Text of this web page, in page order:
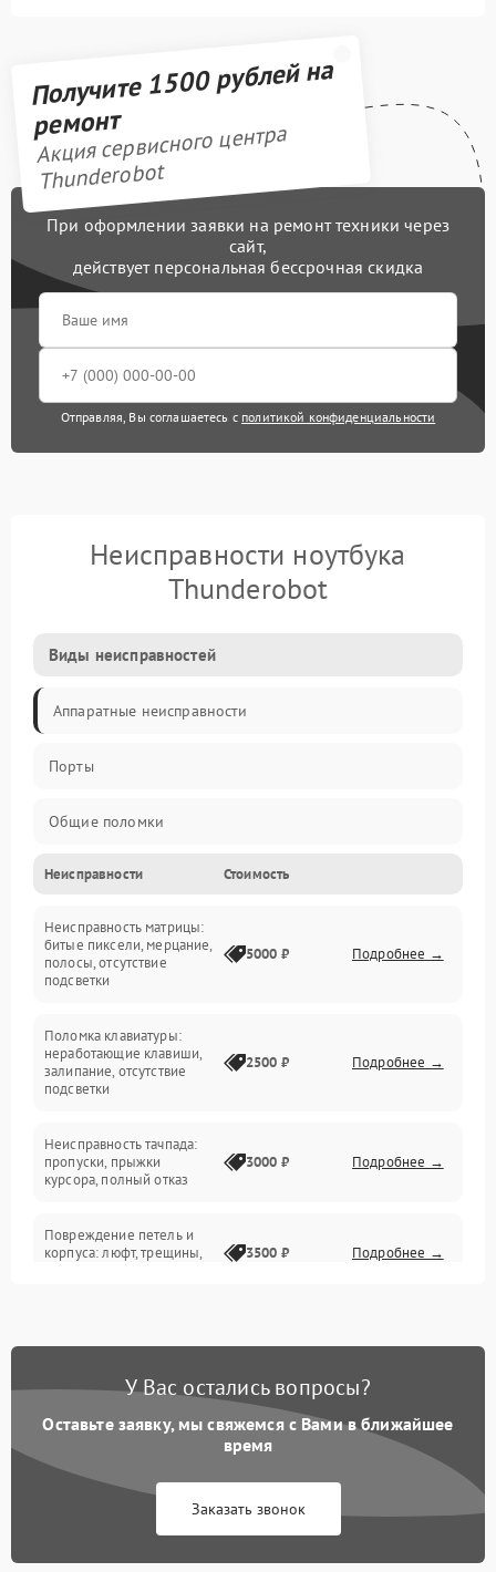
Получите 1500 рублей на
ремонт
Акция сервисного центра
Thunderobot
При оформлении заявки на ремонт техники через
сайт,
действует персональная бессрочная скидка
Отправляя, Вы соглашаетесь с политикой конфиденциальности
Неисправности ноутбука
Thunderobot
Виды неисправностей
Аппаратные неисправности
Порты
Общие поломки
Устройства
Программные ошибки
Электрические и системные сбои
Интерфейсные проблемы
Батарея
Сеть и интернет
Неисправности Стоимость
Неисправность матрицы:
битые пиксели, мерцание,
полосы, отсутствие
подсветки
5000 ₽ Подробнее →
Поломка клавиатуры:
неработающие клавиши,
залипание, отсутствие
подсветки
2500 ₽ Подробнее →
Неисправность тачпада:
пропуски, прыжки
курсора, полный отказ
3000 ₽ Подробнее →
Повреждение петель и
корпуса: люфт, трещины,
3500 ₽ Подробнее →
быстрая разрядка,
2500 ₽ Подробнее →
Неисправность зарядного
питания
2000 ₽ Подробнее →
неисправности кулера
У Вас остались вопросы?
Оставьте заявку, мы свяжемся с Вами в ближайшее
время
Заказать звонок